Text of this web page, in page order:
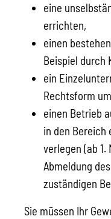
eine
errichten,
einen
Beispiel durch
ein
Rechtsform
einen Betrieb
in den Bereich
verlegen (ab
Abmeldung
zuständigen
Sie müssen Ihr